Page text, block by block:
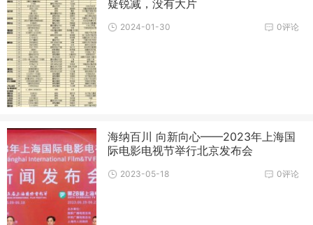
疑锐减，没有大片
0评论
2024-01-30
海纳百川 向新向心——2023年上海国
际电影电视节举行北京发布会
0评论
2023-05-18